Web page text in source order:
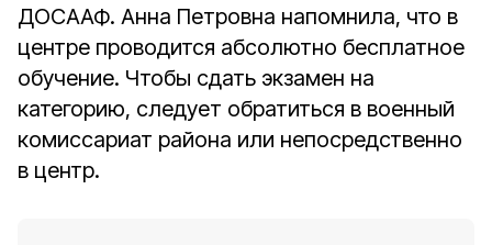
ДОСААФ. Анна Петровна напомнила, что в
центре проводится абсолютно бесплатное
обучение. Чтобы сдать экзамен на
категорию, следует обратиться в военный
комиссариат района или непосредственно
в центр.